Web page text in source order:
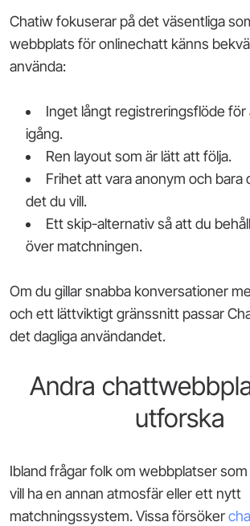
Chatiw fokuserar på det väsentliga
webbplats för onlinechatt känns
använda:
Inget långt registreringsflöde
igång.
Ren layout som är lätt att följa.
Frihet att vara anonym och bara
det du vill.
Ett skip-alternativ så att du
över matchningen.
Om du gillar snabba konversationer
och ett lättviktigt gränssnitt passar
det dagliga användandet.
Andra
utforska
Ibland frågar folk om webbplatser
vill ha en annan atmosfär eller ett nytt
matchningssystem. Vissa försöker